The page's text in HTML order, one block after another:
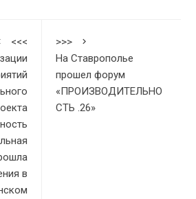
<<<
в
>>>
На Ставрополье
прошел форум
«ПРОИЗВОДИТЕЛЬНО
СТЬ .26»